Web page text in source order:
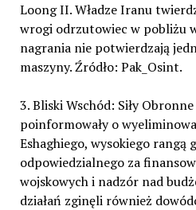
Loong II. Władze Iranu
wrogi odrzutowiec w pobliżu
nagrania nie potwierdzają
maszyny. Źródło: Pak_Osint.
3. Bliski Wschód: Siły
poinformowały o
Eshaghiego, wysokiego rangą
odpowiedzialnego za
wojskowych i nadzór nad
działań zginęli również